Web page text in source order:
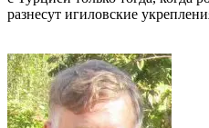
разнесут игиловские